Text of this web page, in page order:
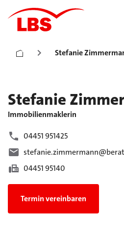
Stefanie
Stefanie
Immobilienmaklerin
04451 951425
04451 95140
Termin vereinbaren